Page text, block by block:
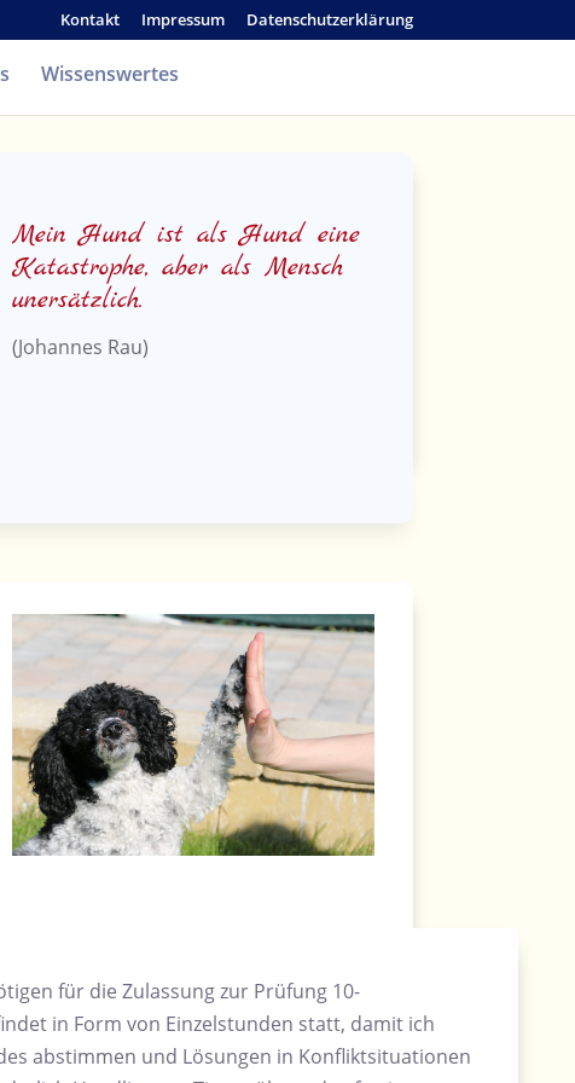
Kontakt Impressum Datenschutzerklärung
Wissenswertes
Mein Hund ist als Hund eine
Katastrophe, aber als Mensch
unersätzlich.
(Johannes Rau)
für die Zulassung zur Prüfung 10-
in Form von Einzelstunden statt, damit ich
abstimmen und Lösungen in Konfliktsituationen